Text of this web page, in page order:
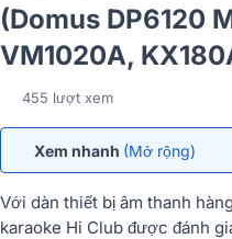
(Domus DP6120
VM1020A,
455 lượt xem
Xem nhanh (Mở rộng)
Với dàn thiết bị âm thanh
karaoke Hi Club được đánh